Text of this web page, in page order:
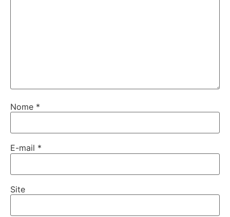
Nome *
E-mail *
Site